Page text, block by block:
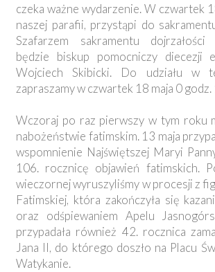
czeka ważne wydarzenie. W czwartek
naszej parafii, przystąpi do
Szafarzem sakramentu dojrzałości
będzie biskup pomocniczy diecezji
Wojciech Skibicki. Do udziału w
zapraszamy w czwartek 18 maja 0
Wczoraj po raz pierwszy w tym roku
nabożeństwie fatimskim. 13 maja
wspomnienie Najświętszej Maryi
106. rocznicę objawień fatimskich.
wieczornej wyruszyliśmy w procesji z
Fatimskiej, która zakończyła się
oraz odśpiewaniem Apelu
przypadała również 42. rocznica
Jana II, do którego doszło na Placu
Watykanie.